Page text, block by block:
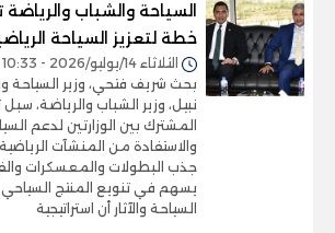
السياحة والشباب
خطة لتعزيز السياحة
الثلاثاء 14/يوليو/2026 - 10:33 ص
بحث شريف فتحي، وزير السياحة
نبيل، وزير الشباب والرياضة، سبل
المشترك بين الوزارتين لدعم
والاستفادة من المنشآت
جذب البطولات والمعسكرات
يسهم في تنويع المنتج السياحي
السياحة والآثار أن استراتيجية